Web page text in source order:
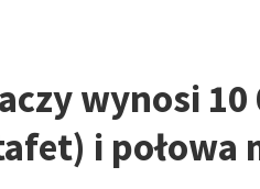
wynosi 10
i połowa